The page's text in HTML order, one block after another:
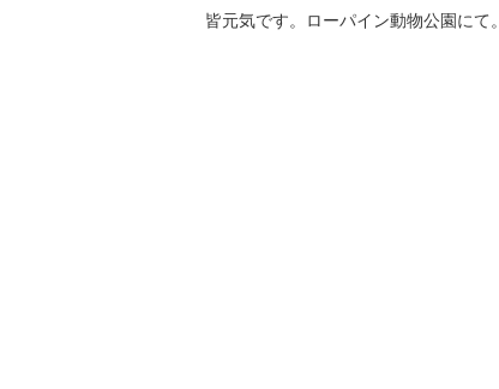
皆元気です。ローパイン動物公園にて。